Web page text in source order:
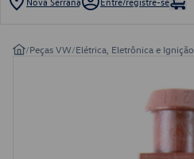
/Peças VW/Elétrica, Eletrônica e Ignição